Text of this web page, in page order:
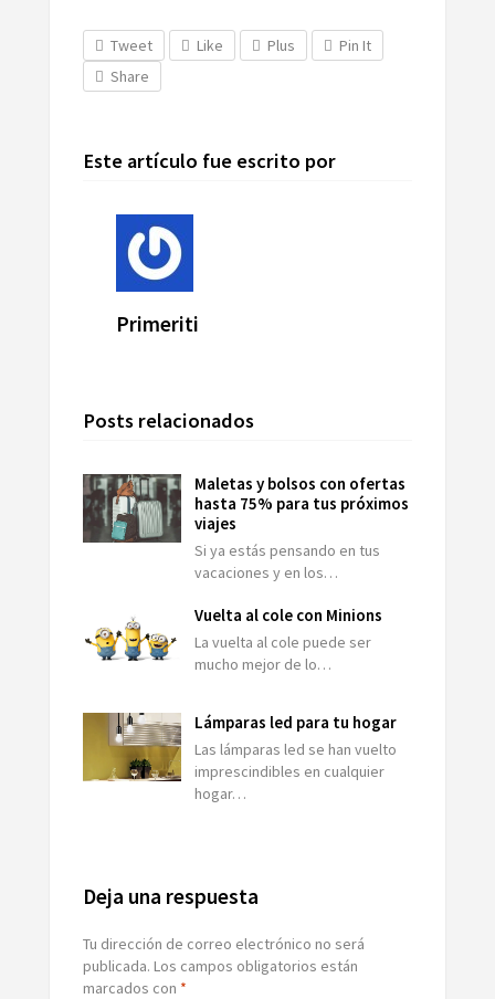
Tweet Like Plus
Pin It
Share
Este artículo fue escrito por
Primeriti
Posts relacionados
Maletas y bolsos con ofertas
hasta 75% para tus próximos
viajes
Si ya estás pensando en tus
vacaciones y en los…
Vuelta al cole con Minions
La vuelta al cole puede ser
mucho mejor de lo…
Lámparas led para tu hogar
Las lámparas led se han vuelto
imprescindibles en cualquier
hogar…
Deja una respuesta
Tu dirección de correo electrónico no será
publicada. Los campos obligatorios están
marcados con *